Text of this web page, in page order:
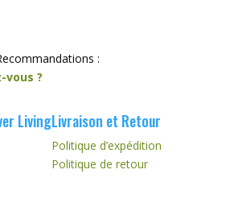
:
vous ?
LivingLivraison et Retour
Politique d’expédition
Politique de retour